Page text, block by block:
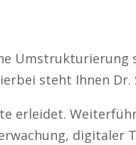
steht Ihnen Dr.
erleidet.